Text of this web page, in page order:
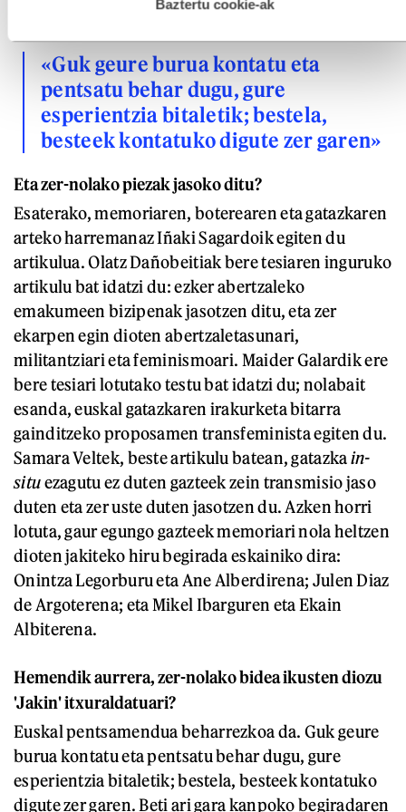
Baztertu cookie-ak
gatazka nazional gisa definituz.
«Guk geure burua kontatu eta
pentsatu behar dugu, gure
esperientzia bitaletik; bestela,
besteek kontatuko digute zer garen»
Eta zer-nolako piezak jasoko ditu?
Esaterako, memoriaren, boterearen eta gatazkaren
arteko harremanaz Iñaki Sagardoik egiten du
artikulua. Olatz Dañobeitiak bere tesiaren inguruko
artikulu bat idatzi du: ezker abertzaleko
emakumeen bizipenak jasotzen ditu, eta zer
ekarpen egin dioten abertzaletasunari,
militantziari eta feminismoari. Maider Galardik ere
bere tesiari lotutako testu bat idatzi du; nolabait
esanda, euskal gatazkaren irakurketa bitarra
gainditzeko proposamen transfeminista egiten du.
Samara Veltek, beste artikulu batean, gatazkain-
situezagutu ez duten gazteek zein transmisio jaso
duten eta zer uste duten jasotzen du. Azken horri
lotuta, gaur egungo gazteek memoriari nola heltzen
dioten jakiteko hiru begirada eskainiko dira:
Onintza Legorburu eta Ane Alberdirena; Julen Diaz
de Argoterena; eta Mikel Ibarguren eta Ekain
Albiterena.
Hemendik aurrera, zer-nolako bidea ikusten diozu
'Jakin' itxuraldatuari?
Euskal pentsamendua beharrezkoa da. Guk geure
burua kontatu eta pentsatu behar dugu, gure
esperientzia bitaletik; bestela, besteek kontatuko
digute zer garen. Beti ari gara kanpoko begiradaren